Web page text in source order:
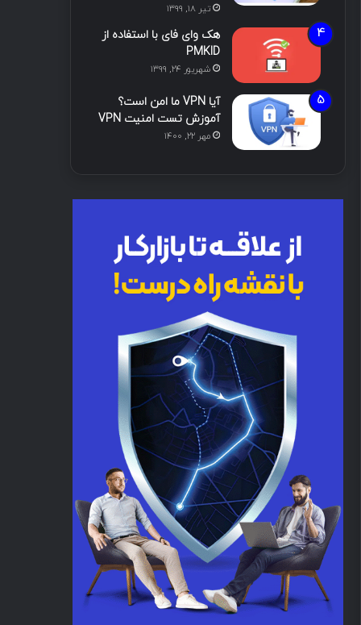
تیر ۱۸, ۱۳۹۹
هک وای فای با استفاده از
PMKID
شهریور ۲۴, ۱۳۹۹
آیا VPN ما امن است؟
آموزش تست امنیت VPN
مهر ۲۲, ۱۴۰۰